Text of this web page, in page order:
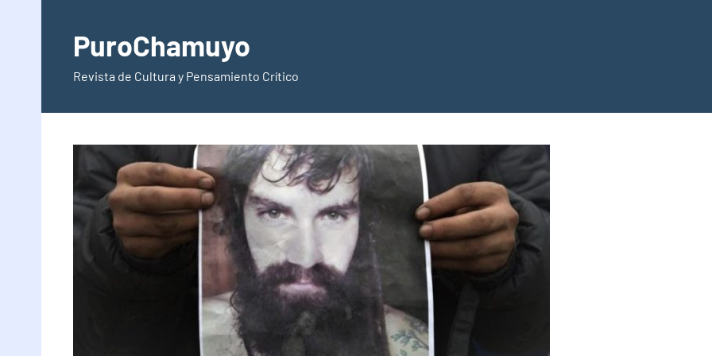
contenidoPuroChamuyo
Revista de Cultura y Pensamiento Crítico